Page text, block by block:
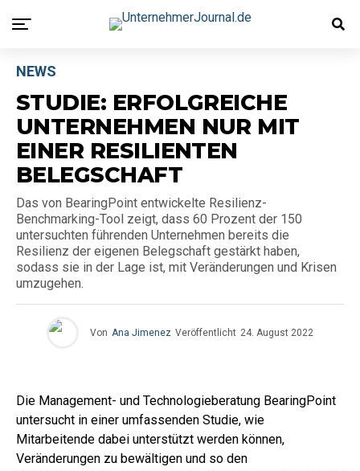
NEWS
STUDIE: ERFOLGREICHE
UNTERNEHMEN NUR MIT
EINER RESILIENTEN
BELEGSCHAFT
Das von BearingPoint entwickelte Resilienz-
Benchmarking-Tool zeigt, dass 60 Prozent der 150
untersuchten führenden Unternehmen bereits die
Resilienz der eigenen Belegschaft gestärkt haben,
sodass sie in der Lage ist, mit Veränderungen und Krisen
umzugehen.
Von Ana Jimenez Veröffentlicht 24. August 2022
Die Management- und Technologieberatung BearingPoint
untersucht in einer umfassenden Studie, wie
Mitarbeitende dabei unterstützt werden können,
Veränderungen zu bewältigen und so den